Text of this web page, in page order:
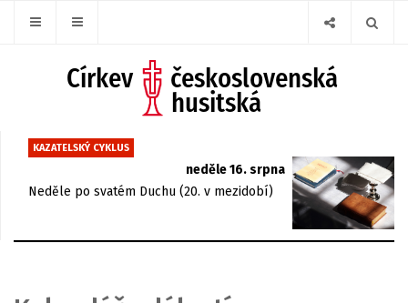
KAZATELSKÝ CYKLUS
neděle 16. srpna
Neděle po svatém Duchu (20. v mezidobí)